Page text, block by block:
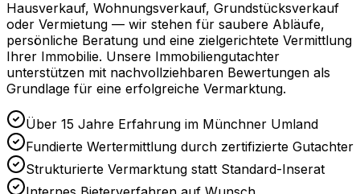
Hausverkauf, Wohnungsverkauf, Grundstücksverkauf
oder Vermietung — wir stehen für saubere Abläufe,
persönliche Beratung und eine zielgerichtete Vermittlung
Ihrer Immobilie. Unsere Immobiliengutachter
unterstützen mit nachvollziehbaren Bewertungen als
Grundlage für eine erfolgreiche Vermarktung.
Über 15 Jahre Erfahrung im Münchner Umland
Fundierte Wertermittlung durch zertifizierte Gutachter
Strukturierte Vermarktung statt Standard-Inserat